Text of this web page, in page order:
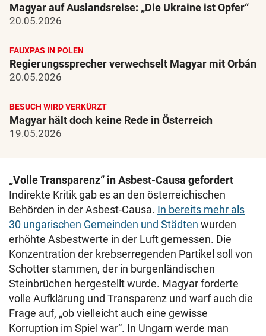
Magyar auf Auslandsreise: „Die Ukraine ist Opfer“
20.05.2026
FAUXPAS IN POLEN
Regierungssprecher verwechselt Magyar mit Orbán
20.05.2026
BESUCH WIRD VERKÜRZT
Magyar hält doch keine Rede in Österreich
19.05.2026
„Volle Transparenz“ in Asbest-Causa gefordert
Indirekte Kritik gab es an den österreichischen
Behörden in der Asbest-Causa. In bereits mehr als
30 ungarischen Gemeinden und Städten wurden
erhöhte Asbestwerte in der Luft gemessen. Die
Konzentration der krebserregenden Partikel soll von
Schotter stammen, der in burgenländischen
Steinbrüchen hergestellt wurde. Magyar forderte
volle Aufklärung und Transparenz und warf auch die
Frage auf, „ob vielleicht auch eine gewisse
Korruption im Spiel war“. In Ungarn werde man